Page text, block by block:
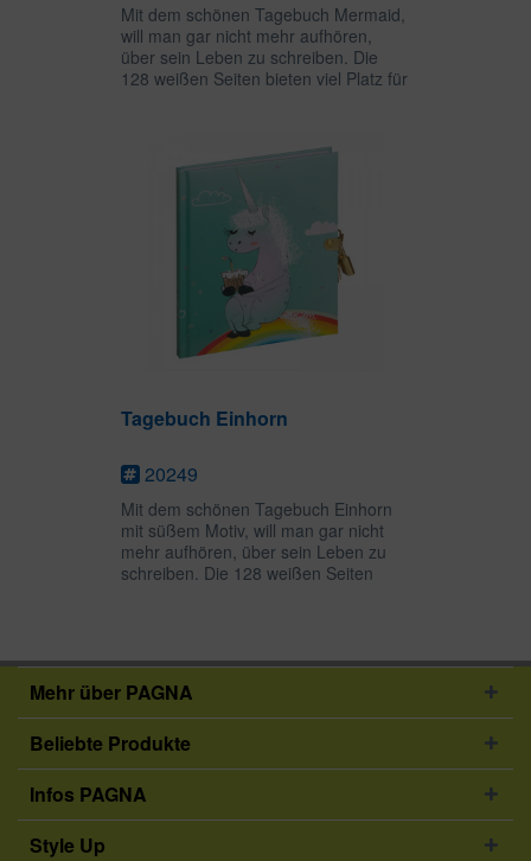
Mit dem schönen Tagebuch Mermaid,
will man gar nicht mehr aufhören,
über sein Leben zu schreiben. Die
128 weißen Seiten bieten viel Platz für
Schloss mit zwei Schlüsseln...
Tagebuch Einhorn
20249
Mit dem schönen Tagebuch Einhorn
mit süßem Motiv, will man gar nicht
mehr aufhören, über sein Leben zu
schreiben. Die 128 weißen Seiten
mit...
Mehr über PAGNA
Beliebte Produkte
Infos PAGNA
Style Up